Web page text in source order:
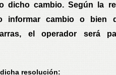
dicho cambio. Según la
informar cambio o bien
el operador será
resolución: